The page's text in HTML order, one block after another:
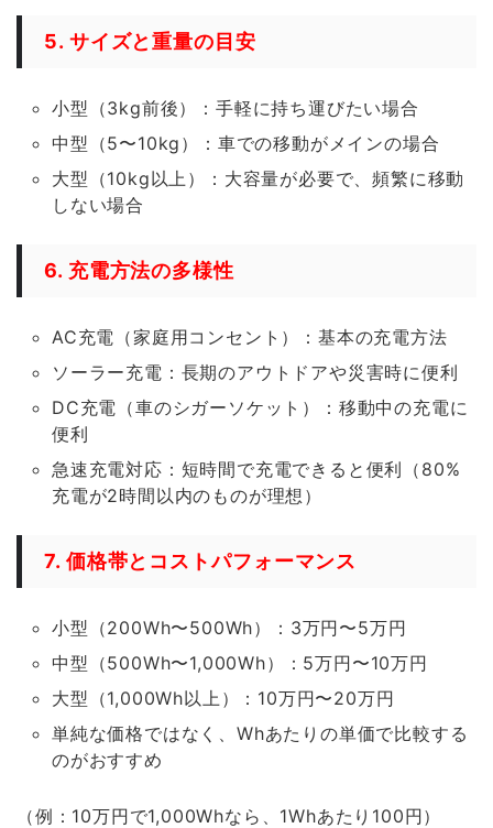
5. サイズと重量の目安
小型（3kg前後）：手軽に持ち運びたい場合
中型（5〜10kg）：車での移動がメインの場合
大型（10kg以上）：大容量が必要で、頻繁に移動
しない場合
6. 充電方法の多様性
AC充電（家庭用コンセント）：基本の充電方法
ソーラー充電：長期のアウトドアや災害時に便利
DC充電（車のシガーソケット）：移動中の充電に
便利
急速充電対応：短時間で充電できると便利（80%
充電が2時間以内のものが理想）
7. 価格帯とコストパフォーマンス
小型（200Wh〜500Wh）：3万円〜5万円
中型（500Wh〜1,000Wh）：5万円〜10万円
大型（1,000Wh以上）：10万円〜20万円
単純な価格ではなく、Whあたりの単価で比較する
のがおすすめ
（例：10万円で1,000Whなら、1Whあたり100円）